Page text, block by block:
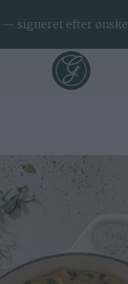
— signeret efter ønske